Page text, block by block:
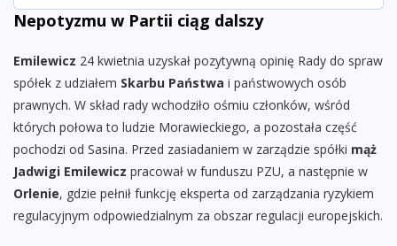
Nepotyzmu w Partii ciąg dalszy
Emilewicz 24 kwietnia uzyskał pozytywną opinię Rady do spraw
spółek z udziałem Skarbu Państwa i państwowych osób
prawnych. W skład rady wchodziło ośmiu członków, wśród
których połowa to ludzie Morawieckiego, a pozostała część
pochodzi od Sasina. Przed zasiadaniem w zarządzie spółki mąż
Jadwigi Emilewicz pracował w funduszu PZU, a następnie w
Orlenie, gdzie pełnił funkcję eksperta od zarządzania ryzykiem
regulacyjnym odpowiedzialnym za obszar regulacji europejskich.